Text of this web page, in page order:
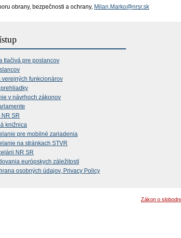
obrany, bezpečnosti a ochrany, Milan.Marko@nrsr.sk
tlačivá pre poslancov
verejných funkcionárov
v návrhoch zákonov
SR
knižnica
pre mobilné zariadenia
na stránkach STVR
NR SR
európskych záležitostí
osobných údajov, Privacy Policy
Zákon o